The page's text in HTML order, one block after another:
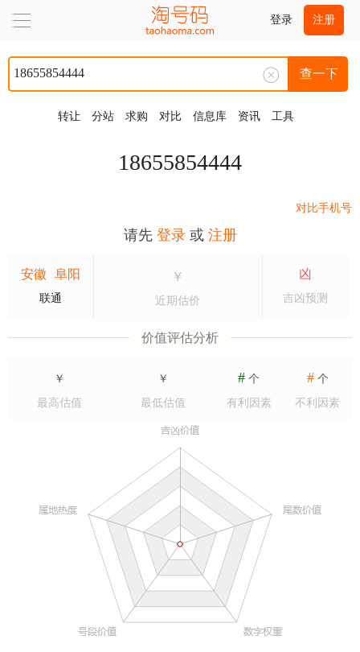
登录 注册
查一下
转让 分站 求购 对比 信息库 资讯 工具
18655854444
对比手机号
请先 登录或 注册
安徽 阜阳
联通
￥
近期估价
凶
吉凶预测
价值评估分析
￥
最高估值
￥
最低估值
# 个
有利因素
#个
不利因素